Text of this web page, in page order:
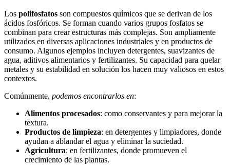
Los polifosfatos son compuestos químicos que se derivan de los
ácidos⁣ fosfóricos. Se forman​ cuando varios grupos fosfatos⁣ se
combinan para crear estructuras ‍más complejas. Son ampliamente
utilizados en diversas​ aplicaciones industriales ​y en productos de
‍consumo. Algunos⁣ ejemplos ‍incluyen detergentes, ‍suavizantes de
agua, aditivos alimentarios y fertilizantes. Su capacidad para quelar
metales ‌y‍ su estabilidad⁢ en ‌solución⁤ los hacen muy ⁣valiosos ⁣en estos
contextos.
Comúnmente,​ podemos​ encontrarlos en:
Alimentos procesados: como ‌conservantes ⁤y⁣ para mejorar ​la
textura.
Productos de⁢ limpieza: en detergentes y limpiadores, donde
ayudan a ablandar el ‌agua y eliminar ⁤la suciedad.
Agricultura: en fertilizantes, donde promueven el
crecimiento de las⁤ plantas.